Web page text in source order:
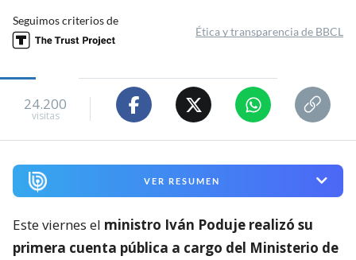
Seguimos criterios de
Ética y transparencia de BBCL
24.200
visitas
VER RESUMEN
Este viernes el ministro Iván Poduje realizó su
primera cuenta pública a cargo del Ministerio de